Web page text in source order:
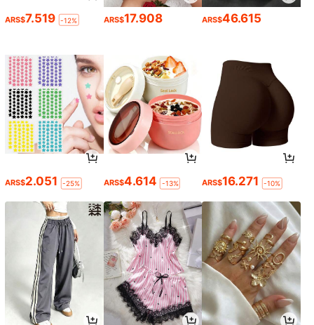
ARS$7.519 -12% ARS$17.908 ARS$46.615
ARS$2.051 -25% ARS$4.614 -13% ARS$16.271 -10%